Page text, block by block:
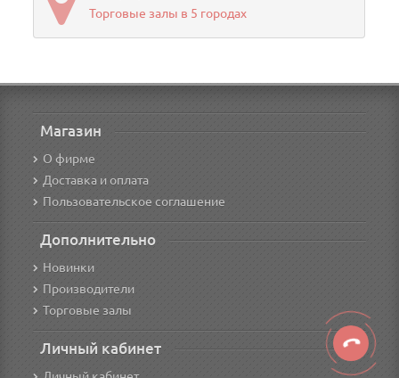
Торговые залы в 5 городах
Магазин
О фирме
Доставка и оплата
Пользовательское соглашение
Дополнительно
Новинки
Производители
Торговые залы
Личный кабинет